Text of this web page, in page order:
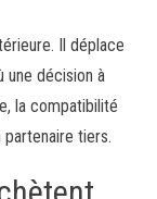
Il déplace
une décision à
la compatibilité
tiers.